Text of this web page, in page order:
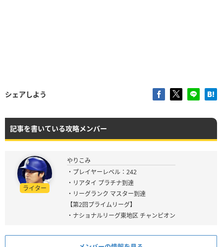
シェアしよう
記事を書いている攻略メンバー
ライター
やりこみ
・プレイヤーレベル：242
・リアタイ プラチナ到達
・リーグランク マスター到達
【第2回プライムリーグ】
・ナショナルリーグ東地区 チャンピオン